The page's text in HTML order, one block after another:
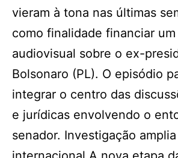
vieram à tona nas últimas
como finalidade financiar
audiovisual sobre o ex-
Bolsonaro (PL). O episódio
integrar o centro das
e jurídicas envolvendo o
senador. Investigação